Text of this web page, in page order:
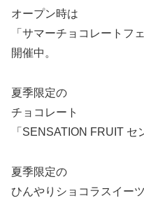
オープン時は
「サマーチョコレートフ
開催中。
夏季限定の
チョコレート
「SENSATION FRUIT セ
夏季限定の
ひんやりショコラスイーツ